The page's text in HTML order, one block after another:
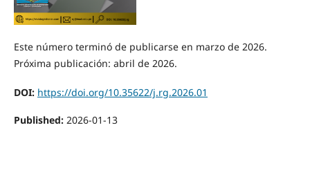
Este número terminó de publicarse en marzo de 2026.
Próxima publicación: abril de 2026.
DOI: https://doi.org/10.35622/j.rg.2026.01
Published: 2026-01-13